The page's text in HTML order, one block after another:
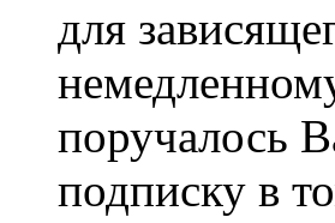
для
поручалось
подписку в